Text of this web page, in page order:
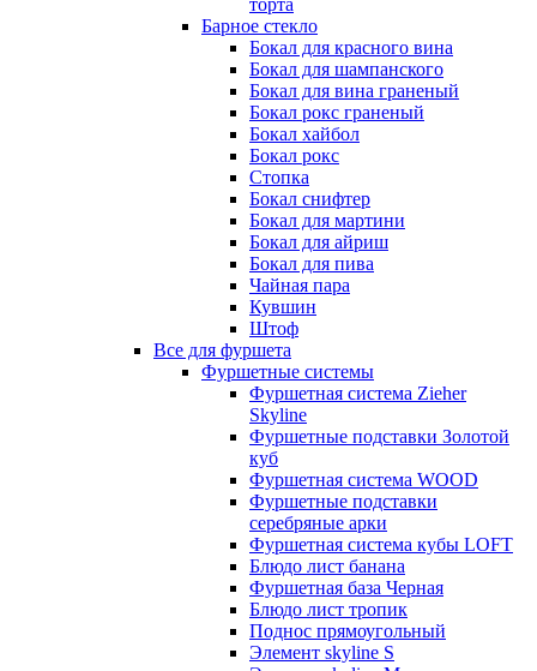
торта
Барное стекло
Бокал для красного вина
Бокал для шампанского
Бокал для вина граненый
Бокал рокс граненый
Бокал хайбол
Бокал рокс
Стопка
Бокал снифтер
Бокал для мартини
Бокал для айриш
Бокал для пива
Чайная пара
Кувшин
Штоф
Все для фуршета
Фуршетные системы
Фуршетная система Zieher
Skyline
Фуршетные подставки Золотой
куб
Фуршетная система WOOD
Фуршетные подставки
серебряные арки
Фуршетная система кубы LOFT
Блюдо лист банана
Фуршетная база Черная
Блюдо лист тропик
Поднос прямоугольный
Элемент skyline S